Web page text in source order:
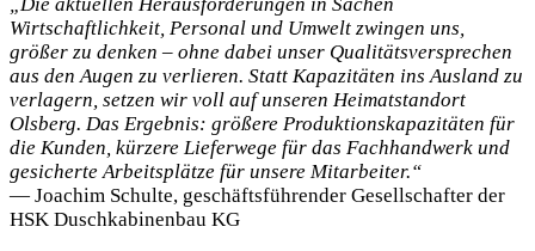
„Die aktuellen Herausforderungen in Sachen
Wirtschaftlichkeit, Personal und Umwelt zwingen uns,
größer zu denken – ohne dabei unser Qualitätsversprechen
aus den Augen zu verlieren. Statt Kapazitäten ins Ausland zu
verlagern, setzen wir voll auf unseren Heimatstandort
Olsberg. Das Ergebnis: größere Produktionskapazitäten für
die Kunden, kürzere Lieferwege für das Fachhandwerk und
gesicherte Arbeitsplätze für unsere Mitarbeiter.“
— Joachim Schulte, geschäftsführender Gesellschafter der
HSK Duschkabinenbau KG